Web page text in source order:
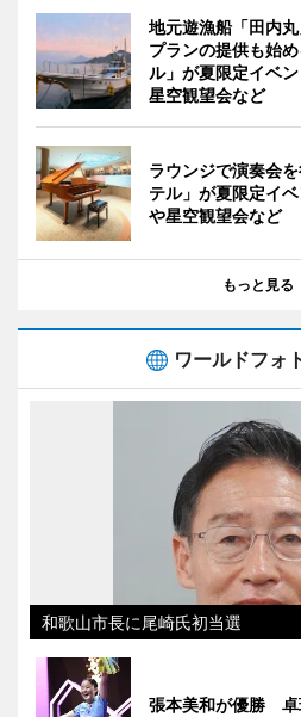
地元遊漁船「田内
プランの提供も始
ル」が夏限定イベ
星空観望会など
ラウンジで演奏会
テル」が夏限定イ
や星空観望会など
もっと見る
ワールドフォ
和歌山市長に尾崎氏初当選
張本美和が優勝 卓